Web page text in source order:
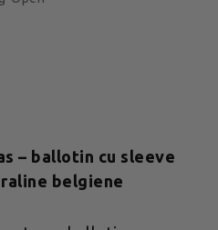
– ballotin cu sleeve
belgiene